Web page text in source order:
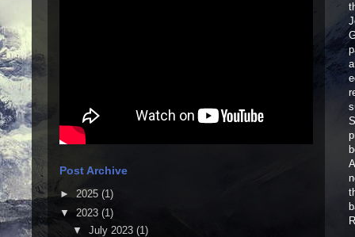
Post Archive
► 2025 (1)
▼ 2023 (1)
▼ July 2023 (1)